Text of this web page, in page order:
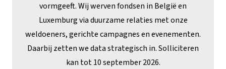
vormgeeft. Wij werven fondsen in België en
Luxemburg via duurzame relaties met onze
weldoeners, gerichte campagnes en evenementen.
Daarbij zetten we data strategisch in. Solliciteren
kan tot 10 september 2026.